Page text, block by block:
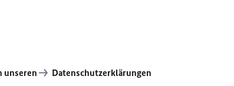
unseren Datenschutzerklärungen